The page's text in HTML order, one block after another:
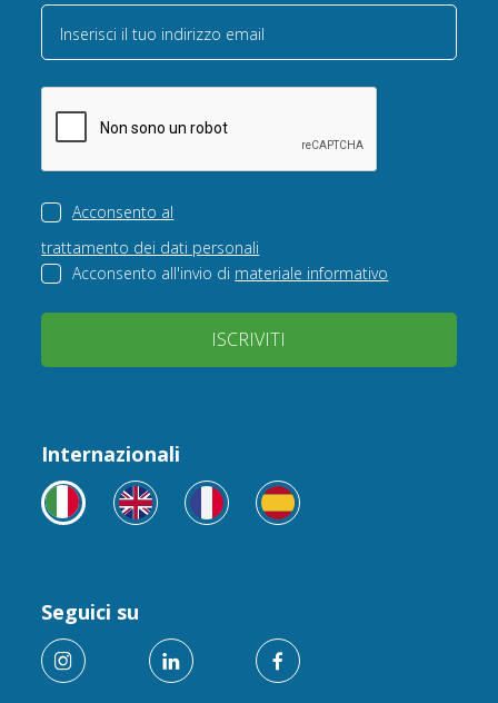
Inserisci il tuo indirizzo email
Acconsento al
trattamento dei dati personali
Acconsento all'invio di materiale informativo
ISCRIVITI
Internazionali
Seguici su